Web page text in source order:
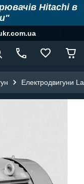
Hitachi в
Електродвигуни